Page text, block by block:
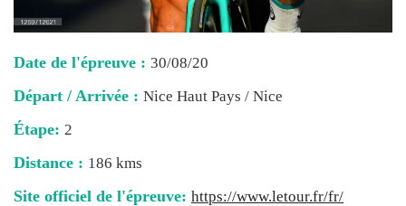
Date de l'épreuve : 30/08/20
Départ / Arrivée : Nice Haut Pays / Nice
Étape: 2
Distance : 186 kms
Site officiel de l'épreuve: https://www.letour.fr/fr/